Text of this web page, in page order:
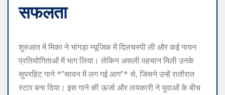
सफलता
शुरुआत में मिका ने भांगड़ा म्यूजिक में दिलचस्पी ली और कई गायन
प्रतियोगिताओं में भाग लिया। लेकिन असली पहचान मिली उनके
सुपरहिट गाने *”सावन में लग गई आग”* से, जिसने उन्हें रातोंरात
स्टार बना दिया। इस गाने की ऊर्जा और लयकारी ने युवाओं के बीच